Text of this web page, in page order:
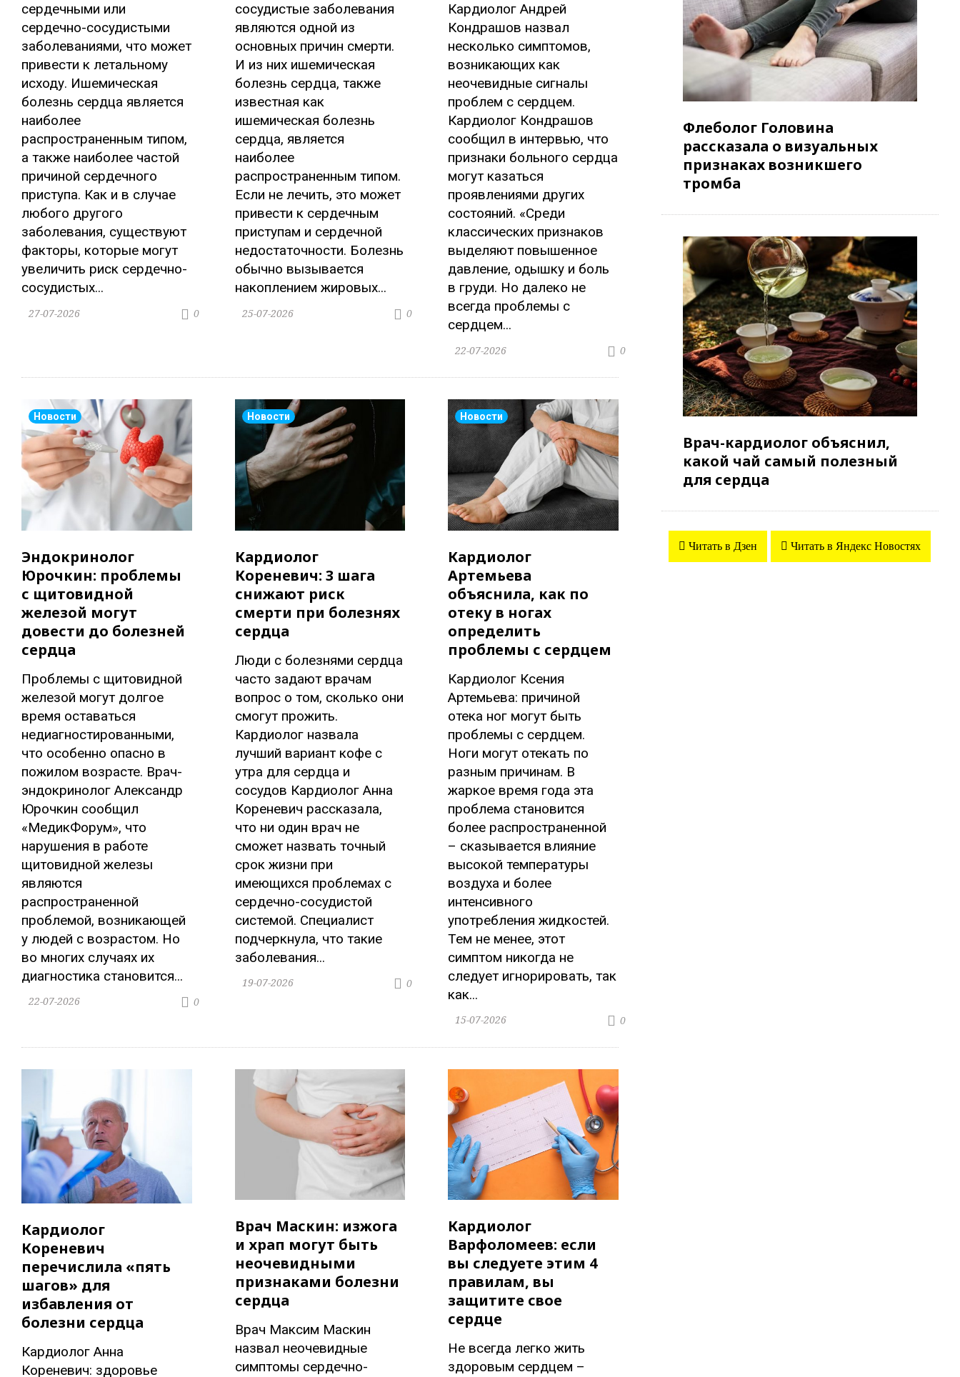
сердечными или
сердечно-сосудистыми
заболеваниями, что может
привести к летальному
исходу. Ишемическая
болезнь сердца является
наиболее
распространенным типом,
а также наиболее частой
причиной сердечного
приступа. Как и в случае
любого другого
заболевания, существуют
факторы, которые могут
увеличить риск сердечно-
сосудистых...
0
27-07-2026
сосудистые заболевания
являются одной из
основных причин смерти.
И из них ишемическая
болезнь сердца, также
известная как
ишемическая болезнь
сердца, является
наиболее
распространенным типом.
Если не лечить, это может
привести к сердечным
приступам и сердечной
недостаточности. Болезнь
обычно вызывается
накоплением жировых...
0
25-07-2026
Кардиолог Андрей
Кондрашов назвал
несколько симптомов,
возникающих как
неочевидные сигналы
проблем с сердцем.
Кардиолог Кондрашов
сообщил в интервью, что
признаки больного сердца
могут казаться
проявлениями других
состояний. «Среди
классических признаков
выделяют повышенное
давление, одышку и боль
в груди. Но далеко не
всегда проблемы с
сердцем...
0
22-07-2026
Новости
Эндокринолог
Юрочкин: проблемы
с щитовидной
железой могут
довести до болезней
сердца
Проблемы с щитовидной
железой могут долгое
время оставаться
недиагностированными,
что особенно опасно в
пожилом возрасте. Врач-
эндокринолог Александр
Юрочкин сообщил
«МедикФорум», что
нарушения в работе
щитовидной железы
являются
распространенной
проблемой, возникающей
у людей с возрастом. Но
во многих случаях их
диагностика становится...
0
22-07-2026
Новости
Кардиолог
Кореневич: 3 шага
снижают риск
смерти при болезнях
сердца
Люди с болезнями сердца
часто задают врачам
вопрос о том, сколько они
смогут прожить.
Кардиолог назвала
лучший вариант кофе с
утра для сердца и
сосудов Кардиолог Анна
Кореневич рассказала,
что ни один врач не
сможет назвать точный
срок жизни при
имеющихся проблемах с
сердечно-сосудистой
системой. Специалист
подчеркнула, что такие
заболевания...
0
19-07-2026
Новости
Кардиолог
Артемьева
объяснила, как по
отеку в ногах
определить
проблемы с сердцем
Кардиолог Ксения
Артемьева: причиной
отека ног могут быть
проблемы с сердцем.
Ноги могут отекать по
разным причинам. В
жаркое время года эта
проблема становится
более распространенной
– сказывается влияние
высокой температуры
воздуха и более
интенсивного
употребления жидкостей.
Тем не менее, этот
симптом никогда не
следует игнорировать, так
как...
0
15-07-2026
Кардиолог
Кореневич
перечислила «пять
шагов» для
избавления от
болезни сердца
Кардиолог Анна
Кореневич: здоровье
Врач Маскин: изжога
и храп могут быть
неочевидными
признаками болезни
сердца
Врач Максим Маскин
назвал неочевидные
симптомы сердечно-
Кардиолог
Варфоломеев: если
вы следуете этим 4
правилам, вы
защитите свое
сердце
Не всегда легко жить
здоровым сердцем –
Флеболог Головина
рассказала о визуальных
признаках возникшего
тромба
Врач-кардиолог объяснил,
какой чай самый полезный
для сердца
Читать в Дзен Читать в Яндекс Новостях